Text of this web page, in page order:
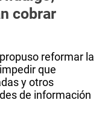
cobrar
reformar la
que
y otros
de información